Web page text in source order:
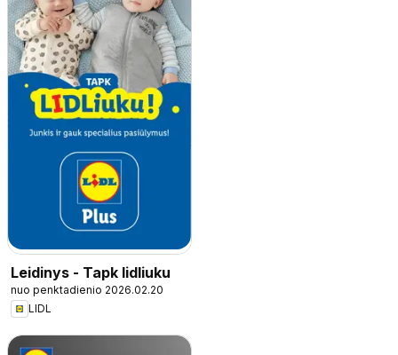
Leidinys - Tapk lidliuku
nuo penktadienio 2026.02.20
LIDL